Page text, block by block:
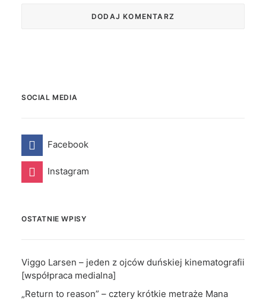
SOCIAL MEDIA
Facebook
Instagram
OSTATNIE WPISY
Viggo Larsen – jeden z ojców duńskiej kinematografii
[współpraca medialna]
„Return to reason” – cztery krótkie metraże Mana